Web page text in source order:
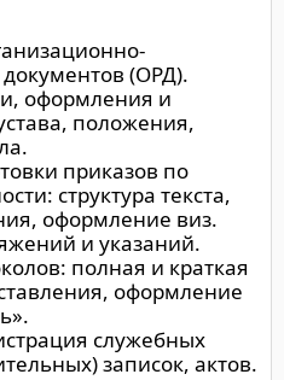
(ОРД).
оформления и
положения,
приказов по
структура текста,
оформление виз.
и указаний.
полная и краткая
оформление
служебных
записок, актов.